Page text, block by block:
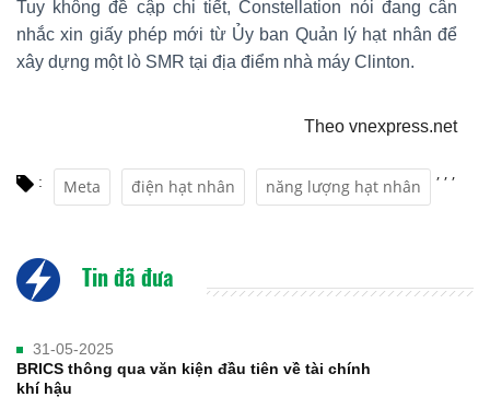
Tuy không đề cập chi tiết, Constellation nói đang cân
nhắc xin giấy phép mới từ Ủy ban Quản lý hạt nhân để
xây dựng một lò SMR tại địa điểm nhà máy Clinton.
Theo vnexpress.net
: Meta
,
điện hạt nhân
,
năng lượng hạt nhân
,
Tin đã đưa
31-05-2025
BRICS thông qua văn kiện đầu tiên về tài chính
khí hậu